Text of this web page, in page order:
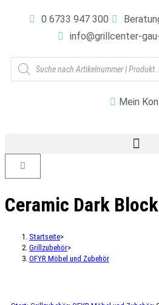
0 6733 947 300
info@grillcenter-
Mein
Ceramic Dark
Startseite>
Grillzubehör>
OFYR Möbel und Zubehör